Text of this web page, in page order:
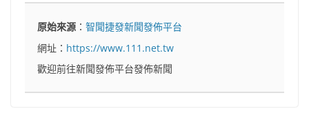
原始來源 ：智聞捷發新聞發佈平台
網址： https://www.111.net.tw
歡迎前往新聞發佈平台發佈新聞